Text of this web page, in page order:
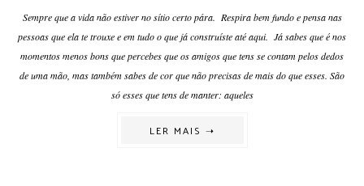
Sempre que a vida não estiver no sítio certo pára. Respira bem fundo e pensa nas
pessoas que ela te trouxe e em tudo o que já construíste até aqui. Já sabes que é nos
momentos menos bons que percebes que os amigos que tens se contam pelos dedos
de uma mão, mas também sabes de cor que não precisas de mais do que esses. São
só esses que tens de manter: aqueles
LER MAIS ➝